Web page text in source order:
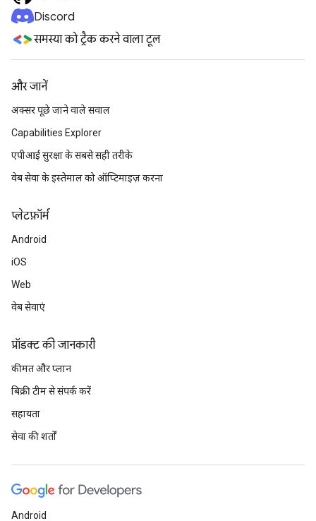
Discord
समस्या को ट्रैक करने वाला टूल
और जानें
अक्सर पूछे जाने वाले सवाल
Capabilities Explorer
एपीआई सुरक्षा के सबसे सही तरीके
वेब सेवा के इस्तेमाल को ऑप्टिमाइज़ करना
प्‍लेटफ़ॉर्म
Android
iOS
Web
वेब सेवाएं
प्रॉडक्ट की जानकारी
कीमत और प्लान
बिक्री टीम से संपर्क करें
सहायता
सेवा की शर्तों
Android